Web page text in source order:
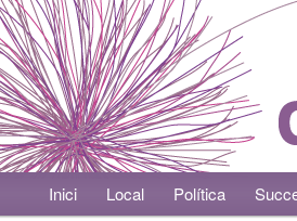
Menú principalAneu al contingut principal
Aneu al contingut secundari
Inici Local Política